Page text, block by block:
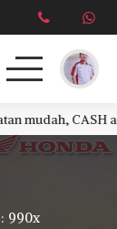
CASH
990x